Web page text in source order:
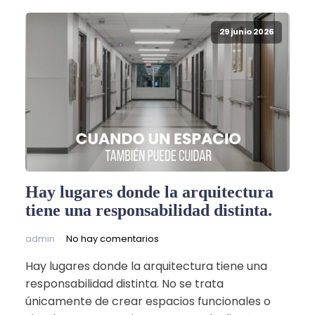
29 junio 2026
Hay lugares donde la arquitectura
tiene una responsabilidad distinta.
admin No hay comentarios
Hay lugares donde la arquitectura tiene una
responsabilidad distinta. No se trata
únicamente de crear espacios funcionales o